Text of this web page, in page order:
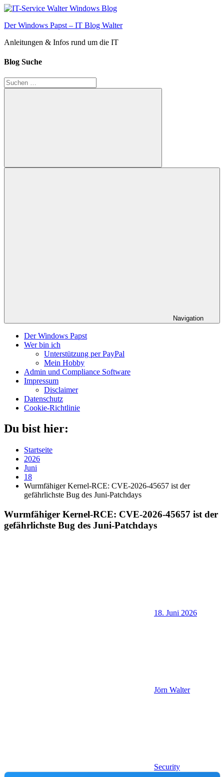
Zum
springen
Der Windows Papst – IT Blog Walter
Anleitungen & Infos rund um die IT
Blog Suche
Suchen
nach:
Suchen
Navigation
Der Windows Papst
Wer bin ich
Unterstützung per PayPal
Mein Hobby
Admin und Compliance Software
Impressum
Disclaimer
Datenschutz
Cookie-Richtlinie
Du bist hier:
Startseite
2026
Juni
18
Wurmfähiger Kernel-RCE: CVE-2026-45657 ist der
gefährlichste Bug des Juni-Patchdays
Wurmfähiger Kernel-RCE: CVE-2026-45657 ist der
gefährlichste Bug des Juni-Patchdays
18. Juni 2026
Jörn Walter
Security